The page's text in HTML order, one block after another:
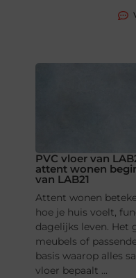
PVC vloer van
attent wonen
van LAB21
Attent wonen
hoe je huis voelt,
dagelijks leven. Het
meubels of
basis waarop alles
vloer bepaalt ...